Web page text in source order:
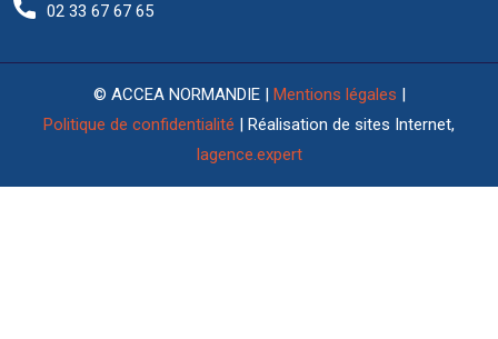
02 33 67 67 65
© ACCEA NORMANDIE | Mentions légales |
Politique de confidentialité | Réalisation de sites Internet,
lagence.expert